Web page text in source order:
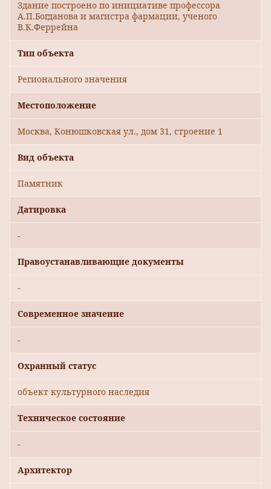
Здание построено по инициативе профессора
А.П.Богданова и магистра фармации, ученого
В.К.Феррейна
Тип объекта
Регионального значения
Местоположение
Москва, Конюшковская ул., дом 31, строение 1
Вид объекта
Памятник
Датировка
-
Правоустанавливающие документы
-
Современное значение
-
Охранный статус
объект культурного наследия
Техническое состояние
-
Архитектор